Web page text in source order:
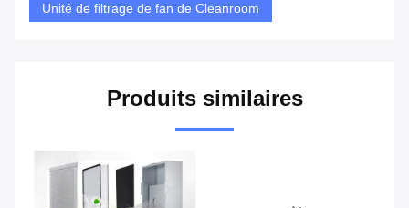
Unité de filtrage de fan de Cleanroom
Produits similaires